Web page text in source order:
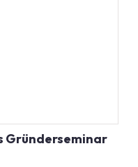
Gründerseminar